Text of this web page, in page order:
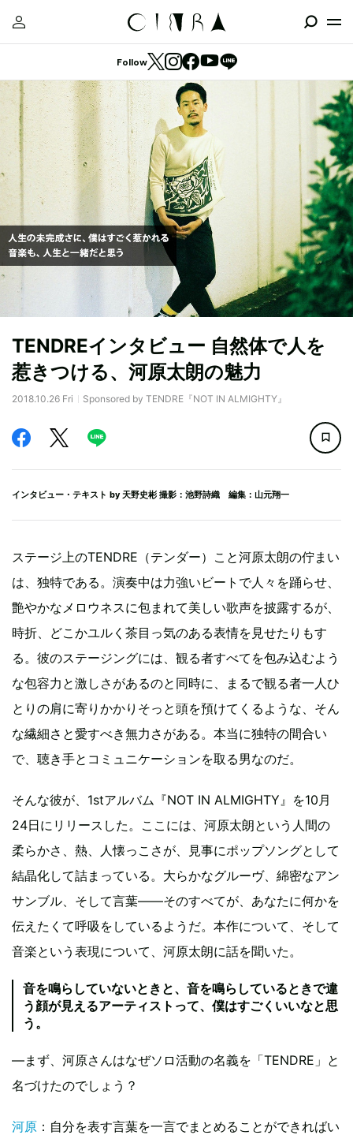
Follow
TENDREインタビュー 自然体で人を
惹きつける、河原太朗の魅力
2018.10.26 Fri Sponsored by TENDRE『NOT IN ALMIGHTY』
インタビュー・テキスト by 天野史彬 撮影：池野詩織 編集：山元翔一
ステージ上のTENDRE（テンダー）こと河原太朗の佇まい
は、独特である。演奏中は力強いビートで人々を踊らせ、
艶やかなメロウネスに包まれて美しい歌声を披露するが、
時折、どこかユルく茶目っ気のある表情を見せたりもす
る。彼のステージングには、観る者すべてを包み込むよう
な包容力と激しさがあるのと同時に、まるで観る者一人ひ
とりの肩に寄りかかりそっと頭を預けてくるような、そん
な繊細さと愛すべき無力さがある。本当に独特の間合い
で、聴き手とコミュニケーションを取る男なのだ。
そんな彼が、1stアルバム『NOT IN ALMIGHTY』を10月
24日にリリースした。ここには、河原太朗という人間の
柔らかさ、熱、人懐っこさが、見事にポップソングとして
結晶化して詰まっている。大らかなグルーヴ、綿密なアン
サンブル、そして言葉――そのすべてが、あなたに何かを
伝えたくて呼吸をしているようだ。本作について、そして
音楽という表現について、河原太朗に話を聞いた。
音を鳴らしていないときと、音を鳴らしているときで違
う顔が見えるアーティストって、僕はすごくいいなと思
う。
—まず、河原さんはなぜソロ活動の名義を「TENDRE」と
名づけたのでしょう？
河原 ：自分を表す言葉を一言でまとめることができればい